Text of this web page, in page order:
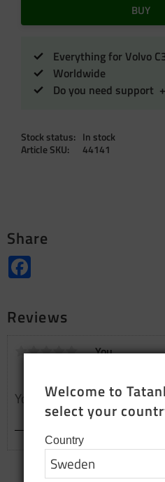
BUY
Everything for Volvo
Worldwide
Do you need support
Stock status
In stock
Article SKU
44141
Share
Reviews
You
Welcome to
select your
Country